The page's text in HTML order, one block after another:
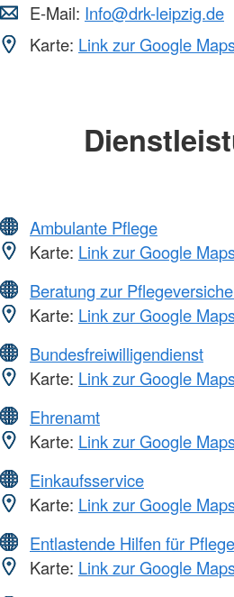
E-Mail: Info@drk-leipzig.de
Karte: Link zur Google
Ambulante Pflege
Karte: Link zur Google
Beratung zur
Karte: Link zur Google
Bundesfreiwilligendienst
Karte: Link zur Google
Ehrenamt
Karte: Link zur Google
Einkaufsservice
Karte: Link zur Google
Entlastende Hilfen für
Karte: Link zur Google